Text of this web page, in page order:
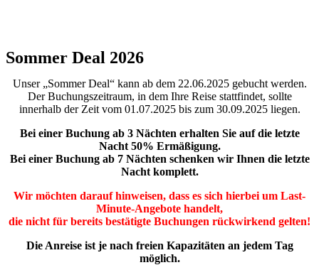
Sommer Deal 2026
Unser „Sommer Deal“ kann ab dem 22.06.2025 gebucht werden.
Der Buchungszeitraum, in dem Ihre Reise stattfindet, sollte
innerhalb der Zeit vom 01.07.2025 bis zum 30.09.2025 liegen.
Bei einer Buchung ab 3 Nächten erhalten Sie auf die letzte
Nacht 50% Ermäßigung.
Bei einer Buchung ab 7 Nächten schenken wir Ihnen die letzte
Nacht komplett.
Wir möchten darauf hinweisen, dass es sich hierbei um Last-
Minute-Angebote handelt,
die nicht für bereits bestätigte Buchungen rückwirkend gelten!
Die Anreise ist je nach freien Kapazitäten an jedem Tag
möglich.